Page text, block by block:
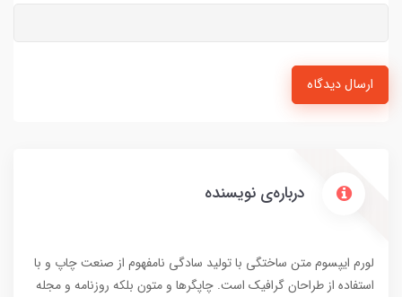
ارسال دیدگاه
درباره‌ی نویسنده
لورم ایپسوم متن ساختگی با تولید سادگی نامفهوم از صنعت چاپ و با
استفاده از طراحان گرافیک است. چاپگرها و متون بلکه روزنامه و مجله